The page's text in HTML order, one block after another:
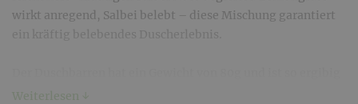
wirkt anregend, Salbei belebt – diese Mischung garantiert
wie 2-3 Flaschen flüssiges Duschgel.
Weiterlesen ↓